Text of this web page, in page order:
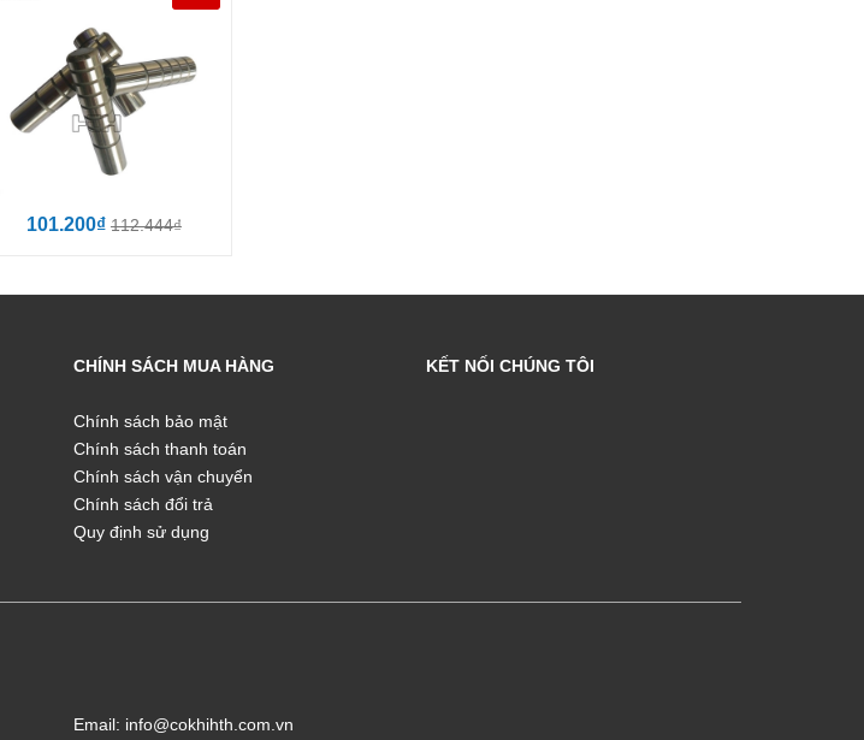
101.200₫ 112.444₫
CHÍNH SÁCH MUA HÀNG
Chính sách bảo mật
Chính sách thanh toán
Chính sách vận chuyển
Chính sách đổi trả
Quy định sử dụng
KẾT NỐI CHÚNG TÔI
Email: info@cokhihth.com.vn